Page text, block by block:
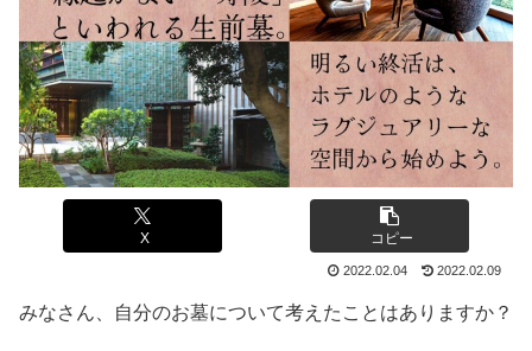
X コピー
2022.02.04 2022.02.09
みなさん、自分のお墓について考えたことはありますか？